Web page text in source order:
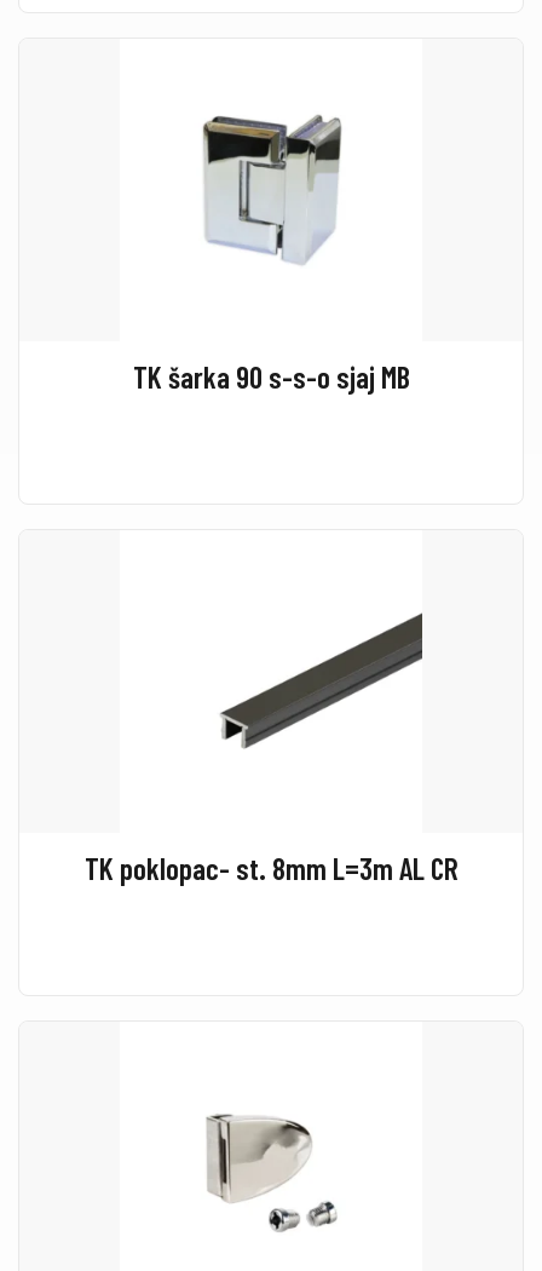
TK šarka 90 s-s-o sjaj MB
TK poklopac- st. 8mm L=3m AL CR